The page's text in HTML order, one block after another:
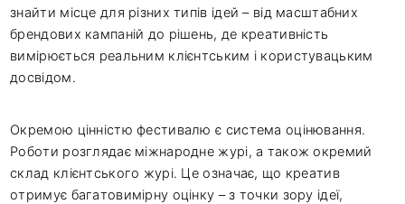
знайти місце для різних типів ідей – від масштабних
брендових кампаній до рішень, де креативність
вимірюється реальним клієнтським і користувацьким
досвідом.
Окремою цінністю фестивалю є система оцінювання.
Роботи розглядає міжнародне журі, а також окремий
склад клієнтського журі. Це означає, що креатив
отримує багатовимірну оцінку – з точки зору ідеї,